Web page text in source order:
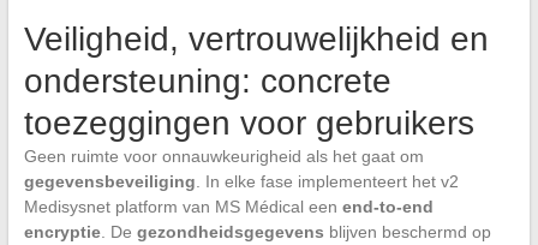
Veiligheid, vertrouwelijkheid en
ondersteuning: concrete
toezeggingen voor gebruikers
Geen ruimte voor onnauwkeurigheid als het gaat om
gegevensbeveiliging . In elke fase implementeert het v2
Medisysnet platform van MS Médical een end-to-end
encryptie. De gezondheidsgegevens blijven beschermd op